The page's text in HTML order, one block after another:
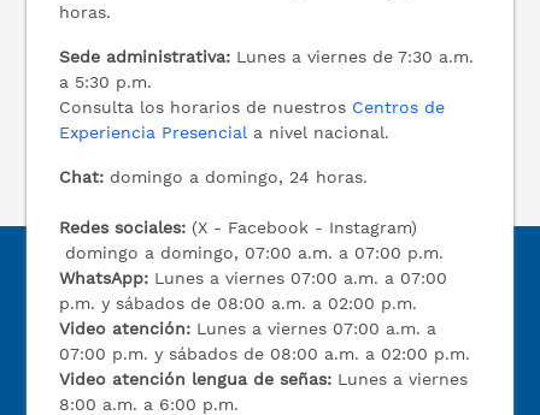
horas.
Sede administrativa: Lunes a viernes de 7:30 a.m.
a 5:30 p.m.
Consulta los horarios de nuestros Centros de
Experiencia Presencial a nivel nacional.
Chat: domingo a domingo, 24 horas.
Redes sociales: (X - Facebook - Instagram)
domingo a domingo, 07:00 a.m. a 07:00 p.m.
WhatsApp: Lunes a viernes 07:00 a.m. a 07:00
p.m. y sábados de 08:00 a.m. a 02:00 p.m.
Video atención: Lunes a viernes 07:00 a.m. a
07:00 p.m. y sábados de 08:00 a.m. a 02:00 p.m.
Video atención lengua de señas: Lunes a viernes
8:00 a.m. a 6:00 p.m.